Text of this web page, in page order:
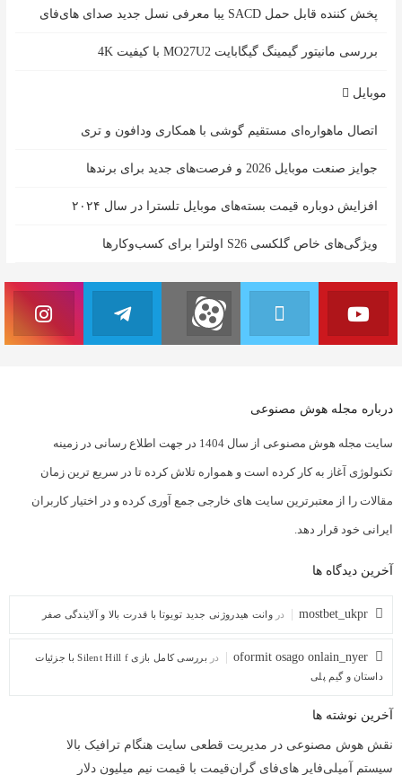
پخش کننده قابل حمل SACD یبا معرفی نسل جدید صدای های‌فای
بررسی مانیتور گیمینگ گیگابایت MO27U2 با کیفیت 4K
موبایل
اتصال ماهواره‌ای مستقیم گوشی‌ با همکاری ودافون و تری
جوایز صنعت موبایل 2026 و فرصت‌های جدید برای برندها
افزایش دوباره قیمت بسته‌های موبایل تلسترا در سال ۲۰۲۴
ویژگی‌های خاص گلکسی S26 اولترا برای کسب‌وکارها
درباره مجله هوش مصنوعی
سایت مجله هوش مصنوعی از سال 1404 در جهت اطلاع رسانی در زمینه
تکنولوژی آغاز به کار کرده است و همواره تلاش کرده تا در سریع ترین زمان
مقالات را از معتبرترین سایت های خارجی جمع آوری کرده و در اختیار کاربران
ایرانی خود قرار دهد.
آخرین دیدگاه ها
mostbet_ukpr در وانت هیدروژنی جدید تویوتا با قدرت بالا و آلایندگی صفر
oformit osago onlain_nyer در
بررسی کامل بازی Silent Hill f با جزئیات
داستان و گیم پلی
آخرین نوشته ها
نقش هوش مصنوعی در مدیریت قطعی سایت هنگام ترافیک بالا
سیستم آمپلی‌فایر های‌فای گران‌قیمت با قیمت نیم میلیون دلار